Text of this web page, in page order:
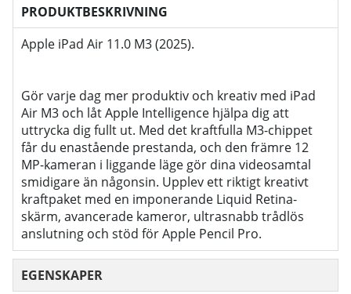
PRODUKTBESKRIVNING
Apple iPad Air 11.0 M3 (2025).
Gör varje dag mer produktiv och kreativ med iPad
Air M3 och låt Apple Intelligence hjälpa dig att
uttrycka dig fullt ut. Med det kraftfulla M3-chippet
får du enastående prestanda, och den främre 12
MP-kameran i liggande läge gör dina videosamtal
smidigare än någonsin. Upplev ett riktigt kreativt
kraftpaket med en imponerande Liquid Retina-
skärm, avancerade kameror, ultrasnabb trådlös
anslutning och stöd för Apple Pencil Pro.
EGENSKAPER